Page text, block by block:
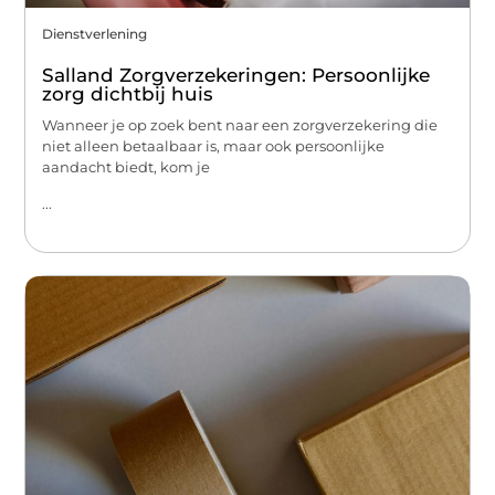
Dienstverlening
Salland Zorgverzekeringen: Persoonlijke
zorg dichtbij huis
Wanneer je op zoek bent naar een zorgverzekering die
niet alleen betaalbaar is, maar ook persoonlijke
aandacht biedt, kom je
...